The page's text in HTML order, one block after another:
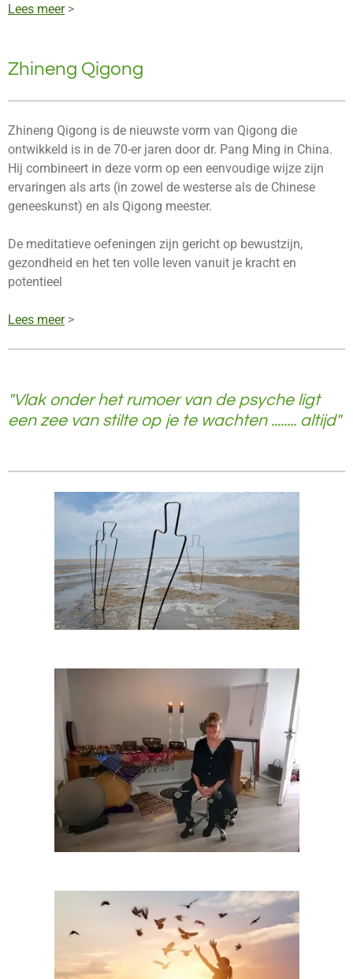
Lees meer>
Zhineng Qigong
Zhineng Qigong is de nieuwste vorm van Qigong die
ontwikkeld is in de 70-er jaren door dr. Pang Ming in China.
Hij combineert in deze vorm op een eenvoudige wijze zijn
ervaringen als arts (in zowel de westerse als de Chinese
geneeskunst) en als Qigong meester.
De meditatieve oefeningen zijn gericht op bewustzijn,
gezondheid en het ten volle leven vanuit je kracht en
potentieel
Lees meer>
"Vlak onder het rumoer van de psyche ligt
een zee van stilte op je te wachten ........ altijd"